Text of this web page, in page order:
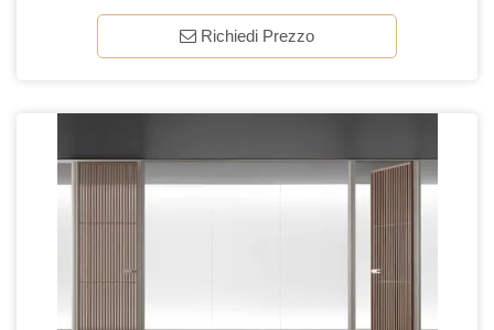
Richiedi Prezzo